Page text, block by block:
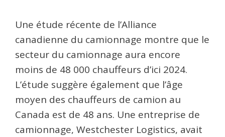
Une étude récente de l’Alliance
canadienne du camionnage montre que le
secteur du camionnage aura encore
moins de 48 000 chauffeurs d’ici 2024.
L’étude suggère également que l’âge
moyen des chauffeurs de camion au
Canada est de 48 ans. Une entreprise de
camionnage, Westchester Logistics, avait